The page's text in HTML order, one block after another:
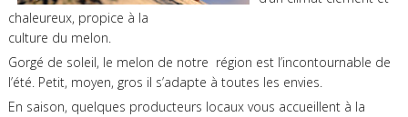
chaleureux, propice à la
culture du melon.
Gorgé de soleil, le melon de notre région est l’incontournable de
l’été. Petit, moyen, gros il s’adapte à toutes les envies.
En saison, quelques producteurs locaux vous accueillent à la